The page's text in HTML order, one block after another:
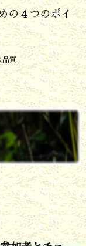

検索
の４つのポイ
品質